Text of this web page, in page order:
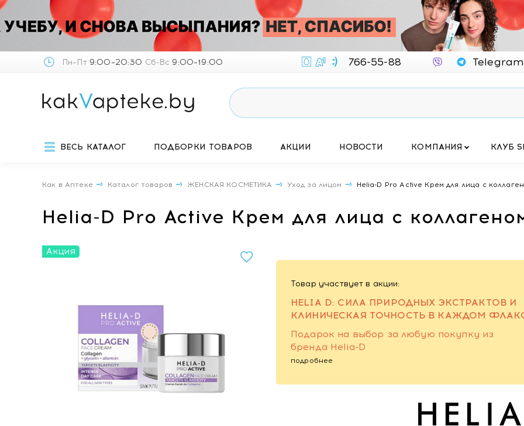
Пн–Пт9:00–20:30 Сб-Вс 9:00–19:00 766-55-88
ВЕСЬ КАТАЛОГ ПОДБОРКИ ТОВАРОВ АКЦИИ НОВОСТИ КОМПАНИЯ КЛУБ
Как в Аптеке Каталог товаров ЖЕНСКАЯ КОСМЕТИКА Уход за лицом Helia-D Pro Active Крем для лица с
Helia-D Pro Active Крем для лица с
Акция
Товар участвует в акции:
HELIA D: СИЛА ПРИРОДНЫХ ЭКСТРАКТОВ И
КЛИНИЧЕСКАЯ ТОЧНОСТЬ В КАЖДОМ
Подарок на выбор за любую покупку из
бренда Helia-D
подробнее